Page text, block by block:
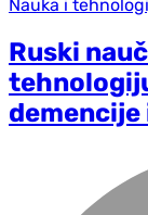
Nauka i
Ruski